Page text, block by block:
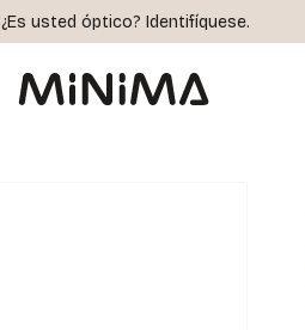
¿Es usted óptico? Identifíquese.